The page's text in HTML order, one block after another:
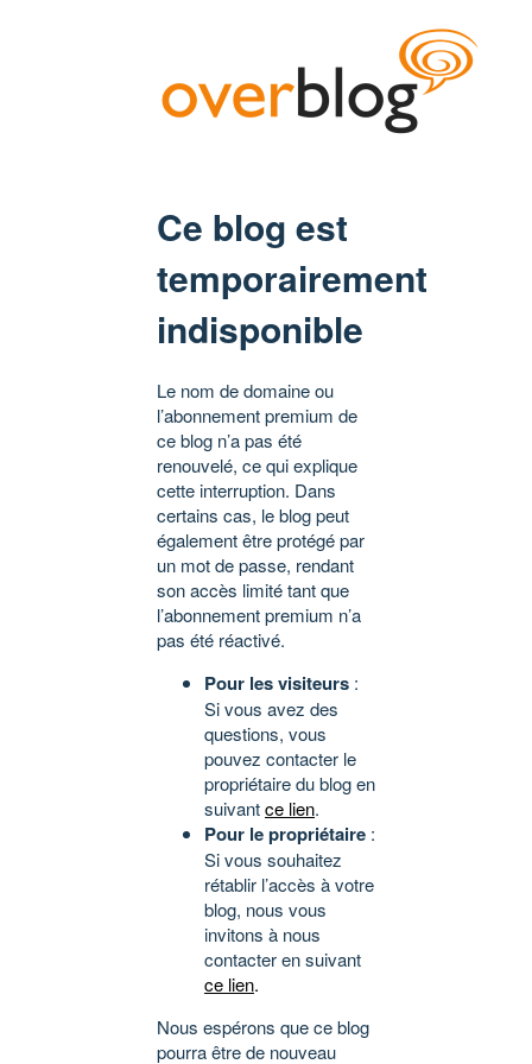
Ce blog est
temporairement
indisponible
Le nom de domaine ou
l’abonnement premium de
ce blog n’a pas été
renouvelé, ce qui explique
cette interruption. Dans
certains cas, le blog peut
également être protégé par
un mot de passe, rendant
son accès limité tant que
l’abonnement premium n’a
pas été réactivé.
Pour les visiteurs :
Si vous avez des
questions, vous
pouvez contacter le
propriétaire du blog en
suivantce lien.
Pour le propriétaire :
Si vous souhaitez
rétablir l’accès à votre
blog, nous vous
invitons à nous
contacter en suivant
ce lien.
Nous espérons que ce blog
pourra être de nouveau